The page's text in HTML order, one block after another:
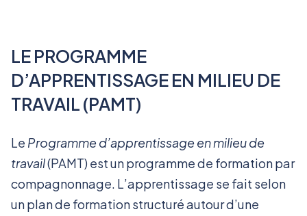
LE PROGRAMME
D’APPRENTISSAGE EN MILIEU DE
TRAVAIL (PAMT)
Le Programme d’apprentissage en milieu de
travail(PAMT) est un programme de formation par
compagnonnage. L’apprentissage se fait selon
un plan de formation structuré autour d’une